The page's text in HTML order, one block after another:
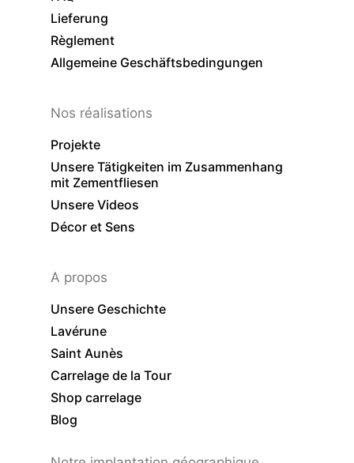
Lieferung
Règlement
Allgemeine Geschäftsbedingungen
Nos réalisations
Projekte
Unsere Tätigkeiten im Zusammenhang
mit Zementfliesen
Unsere Videos
Décor et Sens
A propos
Unsere Geschichte
Lavérune
Saint Aunès
Carrelage de la Tour
Shop carrelage
Blog